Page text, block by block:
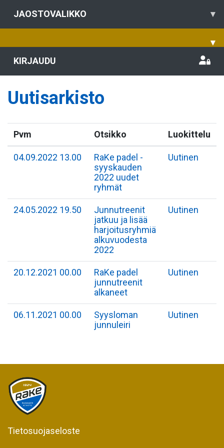
JAOSTOVALIKKO ▾
▾
KIRJAUDU
Uutisarkisto
Pvm Otsikko Luokittelu
04.09.2022 13.00
RaKe padel -
syyskauden
2022 uudet
ryhmät
Uutinen
24.05.2022 19.50
Junnutreenit
jatkuu ja lisää
harjoitusryhmiä
alkuvuodesta
2022
Uutinen
20.12.2021 00.00
RaKe padel
junnutreenit
alkaneet
Uutinen
06.11.2021 00.00
Syysloman
junnuleiri
Uutinen
Tietosuojaseloste